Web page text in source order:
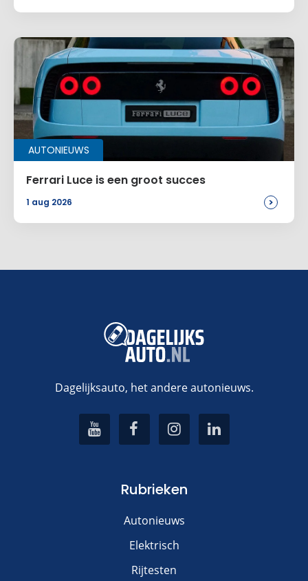
AUTONIEUWS
Ferrari Luce is een groot succes
1 aug 2026 >
Dagelijksauto, het andere autonieuws.
Rubrieken
Autonieuws
Elektrisch
Rijtesten